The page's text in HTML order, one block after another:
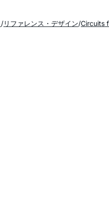
リファレンス・デザイン Circuits